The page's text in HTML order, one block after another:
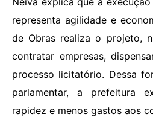
representa agilidade e
de Obras realiza o projeto,
contratar empresas,
processo licitatório. Dessa
parlamentar, a prefeitura
rapidez e menos gastos aos